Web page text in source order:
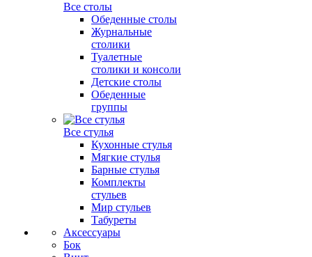
Все столы
Обеденные столы
Журнальные
столики
Туалетные
столики и консоли
Детские столы
Обеденные
группы
Все стулья
Кухонные стулья
Мягкие стулья
Барные стулья
Комплекты
стульев
Мир стульев
Табуреты
Аксессуары
Бок